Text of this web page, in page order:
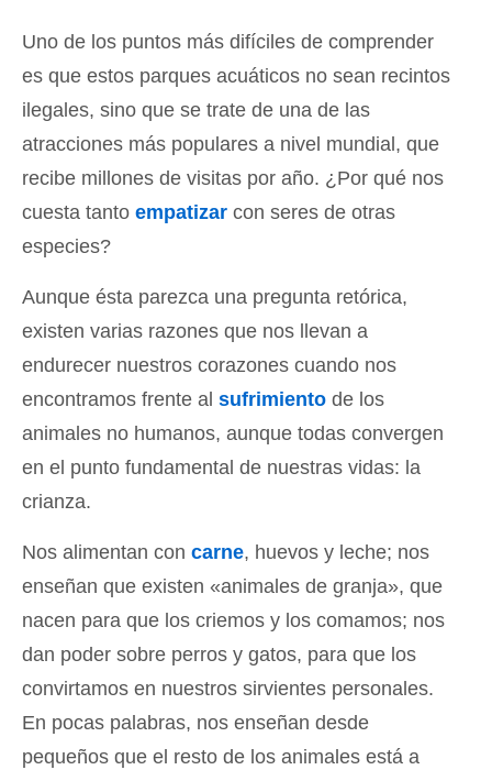
Uno de los puntos más difíciles de comprender
es que estos parques acuáticos no sean recintos
ilegales, sino que se trate de una de las
atracciones más populares a nivel mundial, que
recibe millones de visitas por año. ¿Por qué nos
cuesta tanto empatizar con seres de otras
especies?
Aunque ésta parezca una pregunta retórica,
existen varias razones que nos llevan a
endurecer nuestros corazones cuando nos
encontramos frente al sufrimiento de los
animales no humanos, aunque todas convergen
en el punto fundamental de nuestras vidas: la
crianza.
Nos alimentan con carne, huevos y leche; nos
enseñan que existen «animales de granja», que
nacen para que los criemos y los comamos; nos
dan poder sobre perros y gatos, para que los
convirtamos en nuestros sirvientes personales.
En pocas palabras, nos enseñan desde
pequeños que el resto de los animales está a